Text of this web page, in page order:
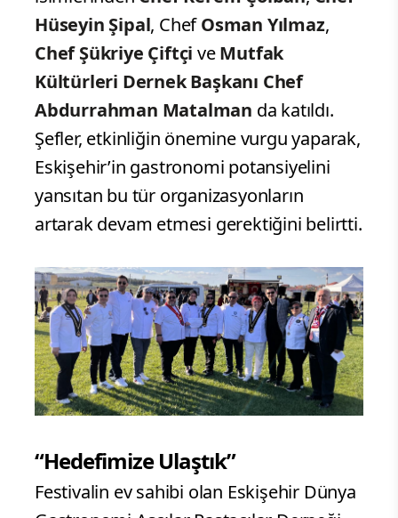
Hüseyin Şipal, ChefOsman Yılmaz,
Chef Şükriye Çiftçi veMutfak
Kültürleri Dernek Başkanı Chef
Abdurrahman Matalman da katıldı.
Şefler, etkinliğin önemine vurgu yaparak,
Eskişehir’in gastronomi potansiyelini
yansıtan bu tür organizasyonların
artarak devam etmesi gerektiğini belirtti.
“Hedefimize Ulaştık”
Festivalin ev sahibi olan Eskişehir Dünya